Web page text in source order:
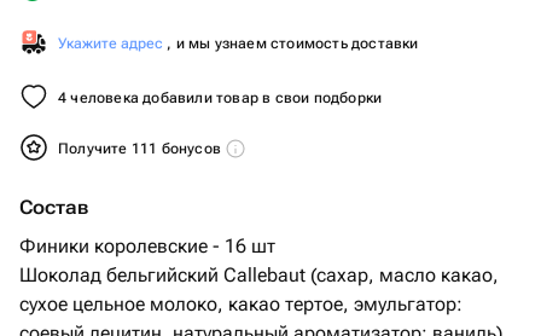
Укажите адрес , и мы узнаем стоимость доставки
4 человека добавили товар в свои подборки
Получите 111 бонусов
Состав
Финики королевские - 16 шт
Шоколад бельгийский Callebaut (сахар, масло какао,
сухое цельное молоко, какао тертое, эмульгатор: